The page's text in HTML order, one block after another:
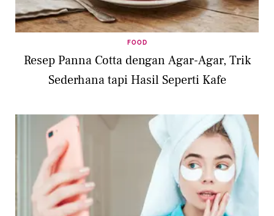
FOOD
Resep Panna Cotta dengan Agar-Agar, Trik
Sederhana tapi Hasil Seperti Kafe